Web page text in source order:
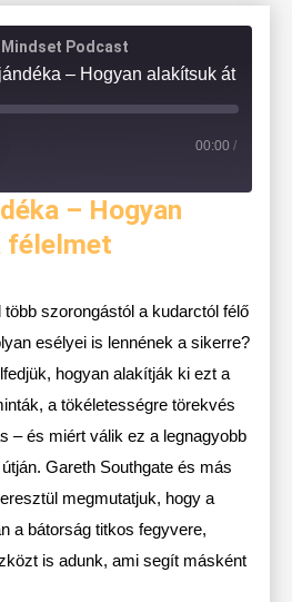
Podcast
00:00 /
– Hogyan
félelmet
szorongástól a kudarctól félő
esélyei is lennének a sikerre?
hogyan alakítják ki ezt a
a tökéletességre törekvés
– és miért válik ez a legnagyobb
Gareth Southgate és más
megmutatjuk, hogy a
a bátorság titkos fegyvere,
is adunk, ami segít másként